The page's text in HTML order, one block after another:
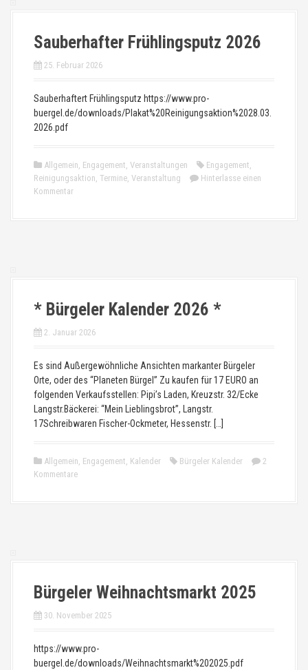
Sauberhafter Frühlingsputz 2026
25. Februar 2026
Sauberhaftert Frühlingsputz https://www.pro-
buergel.de/downloads/Plakat%20Reinigungsaktion%2028.03.
2026.pdf
Allgemein, Engagement, Veranstaltungen Engagement,
Reinigungsaktion, Termine, Veranstaltung
Hinterlasse einen
Kommentar
* Bürgeler Kalender 2026 *
2. Januar 2026
Es sind Außergewöhnliche Ansichten markanter Bürgeler
Orte, oder des “Planeten Bürgel” Zu kaufen für 17 EURO an
folgenden Verkaufsstellen: Pipi’s Laden, Kreuzstr. 32/Ecke
Langstr.Bäckerei: “Mein Lieblingsbrot”, Langstr.
17Schreibwaren Fischer-Ockmeter, Hessenstr. […]
Allgemein, Engagement, Kalender Bürgeler Kalender
2
Kommentare
Bürgeler Weihnachtsmarkt 2025
30. November 2025
https://www.pro-
buergel.de/downloads/Weihnachtsmarkt%202025.pdf